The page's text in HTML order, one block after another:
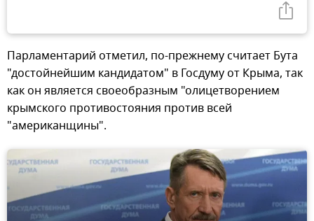
Парламентарий отметил, по-прежнему считает Бута
"достойнейшим кандидатом" в Госдуму от Крыма, так
как он является своеобразным "олицетворением
крымского противостояния против всей
"американщины".